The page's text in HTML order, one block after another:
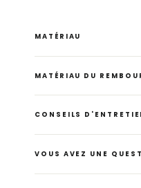
MATÉRIAU
MATÉRIAU DU
CONSEILS
VOUS AVEZ UNE